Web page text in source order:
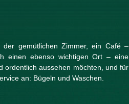
gemütlichen Zimmer, ein Café –
einen ebenso wichtigen Ort – eine
ordentlich aussehen möchten, und für
an: Bügeln und Waschen.